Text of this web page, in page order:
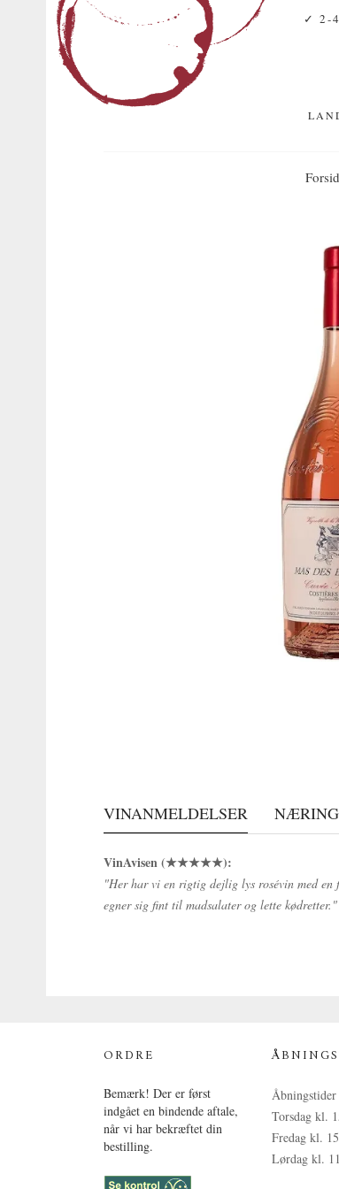
✓ 2-
VINANMELDELSER
VinAvisen (★★★★★):
"Her har vi en rigtig dejlig lys rosévin med
egner sig fint til madsalater og lette kødretter."
ORDRE
Bemærk! Der er først
indgået en bindende aftale,
når vi har bekræftet din
bestilling.
Torsdag kl.
Fredag kl.
Lørdag kl.